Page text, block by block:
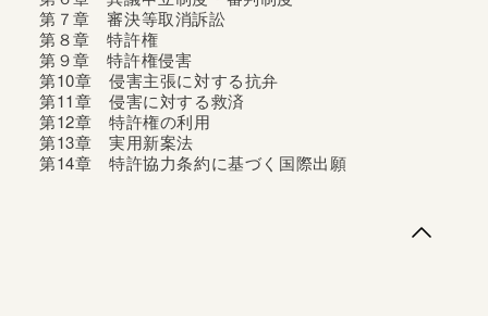
第７章 審決等取消訴訟
第８章 特許権
第９章 特許権侵害
第10章 侵害主張に対する抗弁
第11章 侵害に対する救済
第12章 特許権の利用
第13章 実用新案法
第14章 特許協力条約に基づく国際出願